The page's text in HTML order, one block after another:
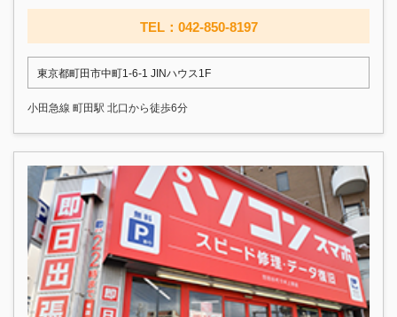
TEL：042-850-8197
東京都町田市中町1-6-1 JINハウス1F
小田急線 町田駅 北口から徒歩6分